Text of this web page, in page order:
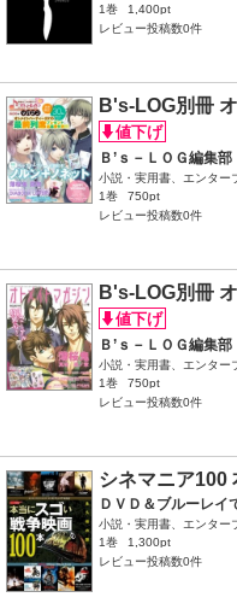
1巻
1,400pt
レビュー投稿数0件
B's-LOG別冊
Ｂ’ｓ－ＬＯＧ編集部
小説・実用書、エンター
1巻
750pt
レビュー投稿数0件
B's-LOG別冊
Ｂ’ｓ－ＬＯＧ編集部
小説・実用書、エンター
1巻
750pt
レビュー投稿数0件
シネマニア100
ＤＶＤ＆ブルーレイ
小説・実用書、エンター
1巻
1,300pt
レビュー投稿数0件